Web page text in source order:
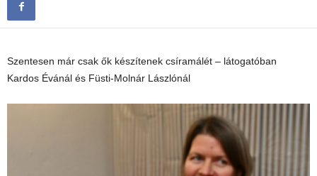
Szentesen már csak ők készítenek csíramálét – látogatóban
Kardos Évánál és Füsti-Molnár Lászlónál